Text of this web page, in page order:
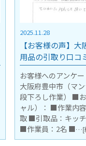
2026.07.12
【お客様の声】
越しに伴う不用品
ミ
お客様へのアンケ
兵庫県宝塚市 ■お
ル）：K様 ■作業内
引取 ■引取品：古
ニングセット ■作
用 ：税込¥8,8…[続